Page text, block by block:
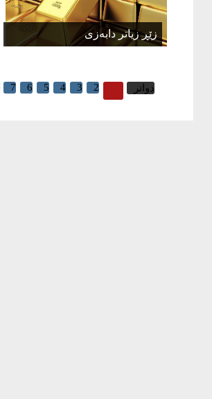
زێڕ زیاتر دابەزی
دواتر 2
3
4
5
6
7